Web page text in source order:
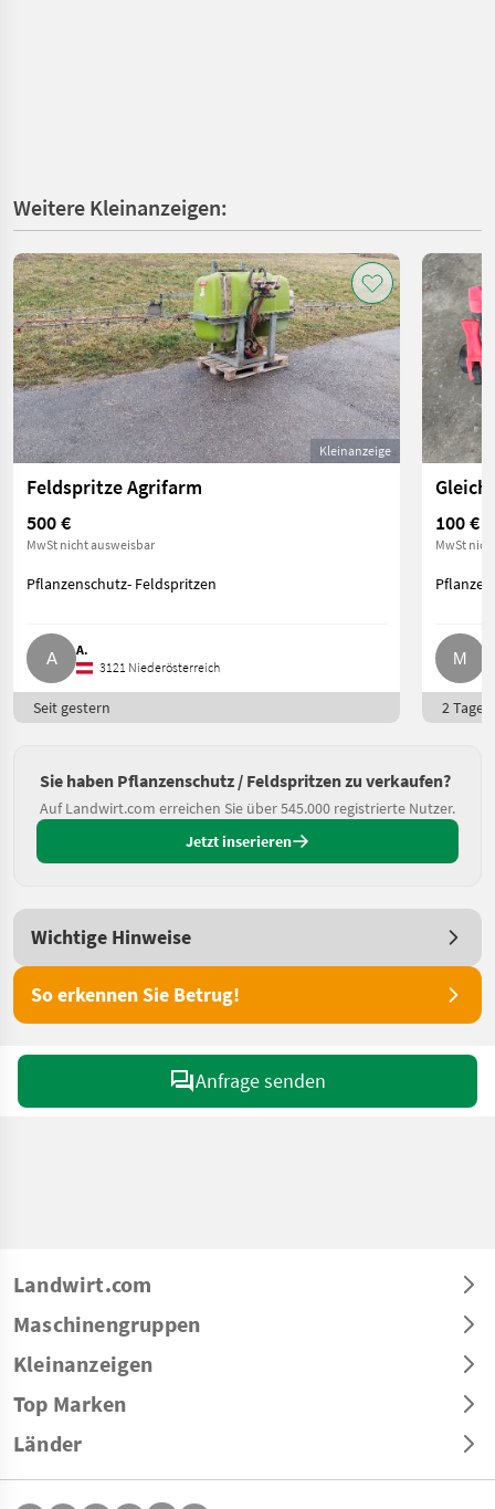
Weitere Kleinanzeigen:
Kleinanzeige
Feldspritze Agrifarm
500 €
MwSt nicht ausweisbar
Pflanzenschutz- Feldspritzen
A.
3121 Niederösterreich
Seit gestern
100 €
MwSt
2 Tage
Sie haben Pflanzenschutz / Feldspritzen zu verkaufen?
Auf Landwirt.com erreichen Sie über 545.000 registrierte Nutzer.
Jetzt inserieren
Wichtige Hinweise
So erkennen Sie Betrug!
Anfrage senden
Landwirt.com
Maschinengruppen
Kleinanzeigen
Top Marken
Länder